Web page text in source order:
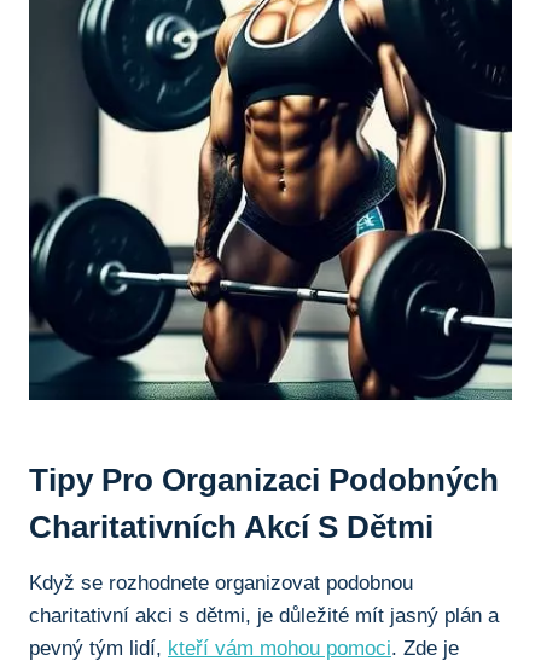
Tipy Pro Organizaci Podobných
Charitativních Akcí S Dětmi
Když se rozhodnete organizovat podobnou
charitativní akci s dětmi, ⁢je důležité mít ⁣jasný‍ plán a
pevný tým lidí, kteří vám mohou pomoci. ⁣Zde​ je ​